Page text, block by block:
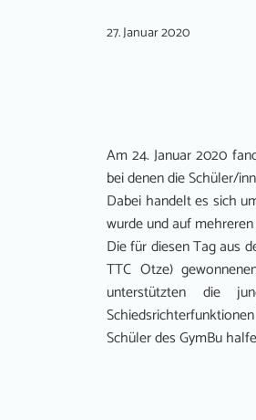
27. Januar 2020
Am 24. Januar 2020
bei denen die Schüler/
Dabei handelt es sich
wurde und auf
Die für diesen Tag aus
TTC Otze)
unterstützten die
Schüler des GymBu